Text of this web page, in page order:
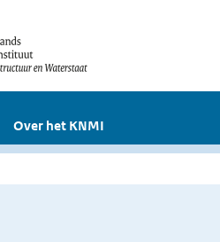
Over het KNMI